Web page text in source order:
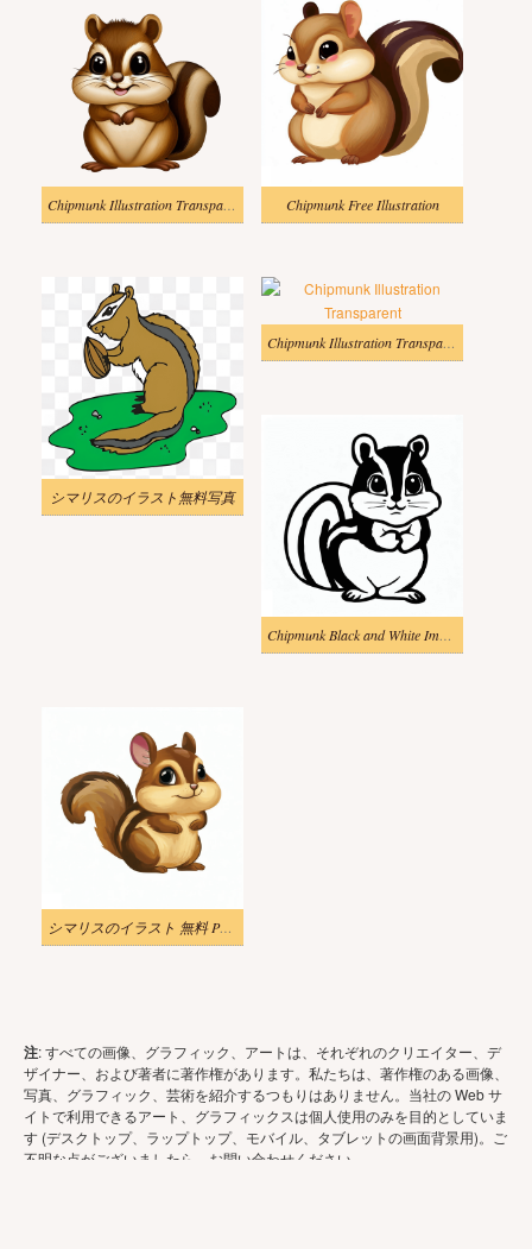
Chipmunk Illustration Transparent Download Chipmunk Free Illustration
シマリスのイラスト無料写真
Chipmunk Illustration Transparent
Chipmunk Black and White Images
シマリスのイラスト 無料 PNG 画像 2
注: すべての画像、グラフィック、アートは、それぞれのクリエイター、デ
ザイナー、および著者に著作権があります。私たちは、著作権のある画像、
写真、グラフィック、芸術を紹介するつもりはありません。当社の Web サ
イトで利用できるアート、グラフィックスは個人使用のみを目的としていま
す (デスクトップ、ラップトップ、モバイル、タブレットの画面背景用)。ご
不明な点がございましたら、お問い合わせください。